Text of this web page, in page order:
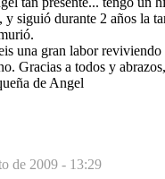
y siguió durante 2 años la
una gran labor
Gracias a todos y
de Angel
de 2009 - 13:29